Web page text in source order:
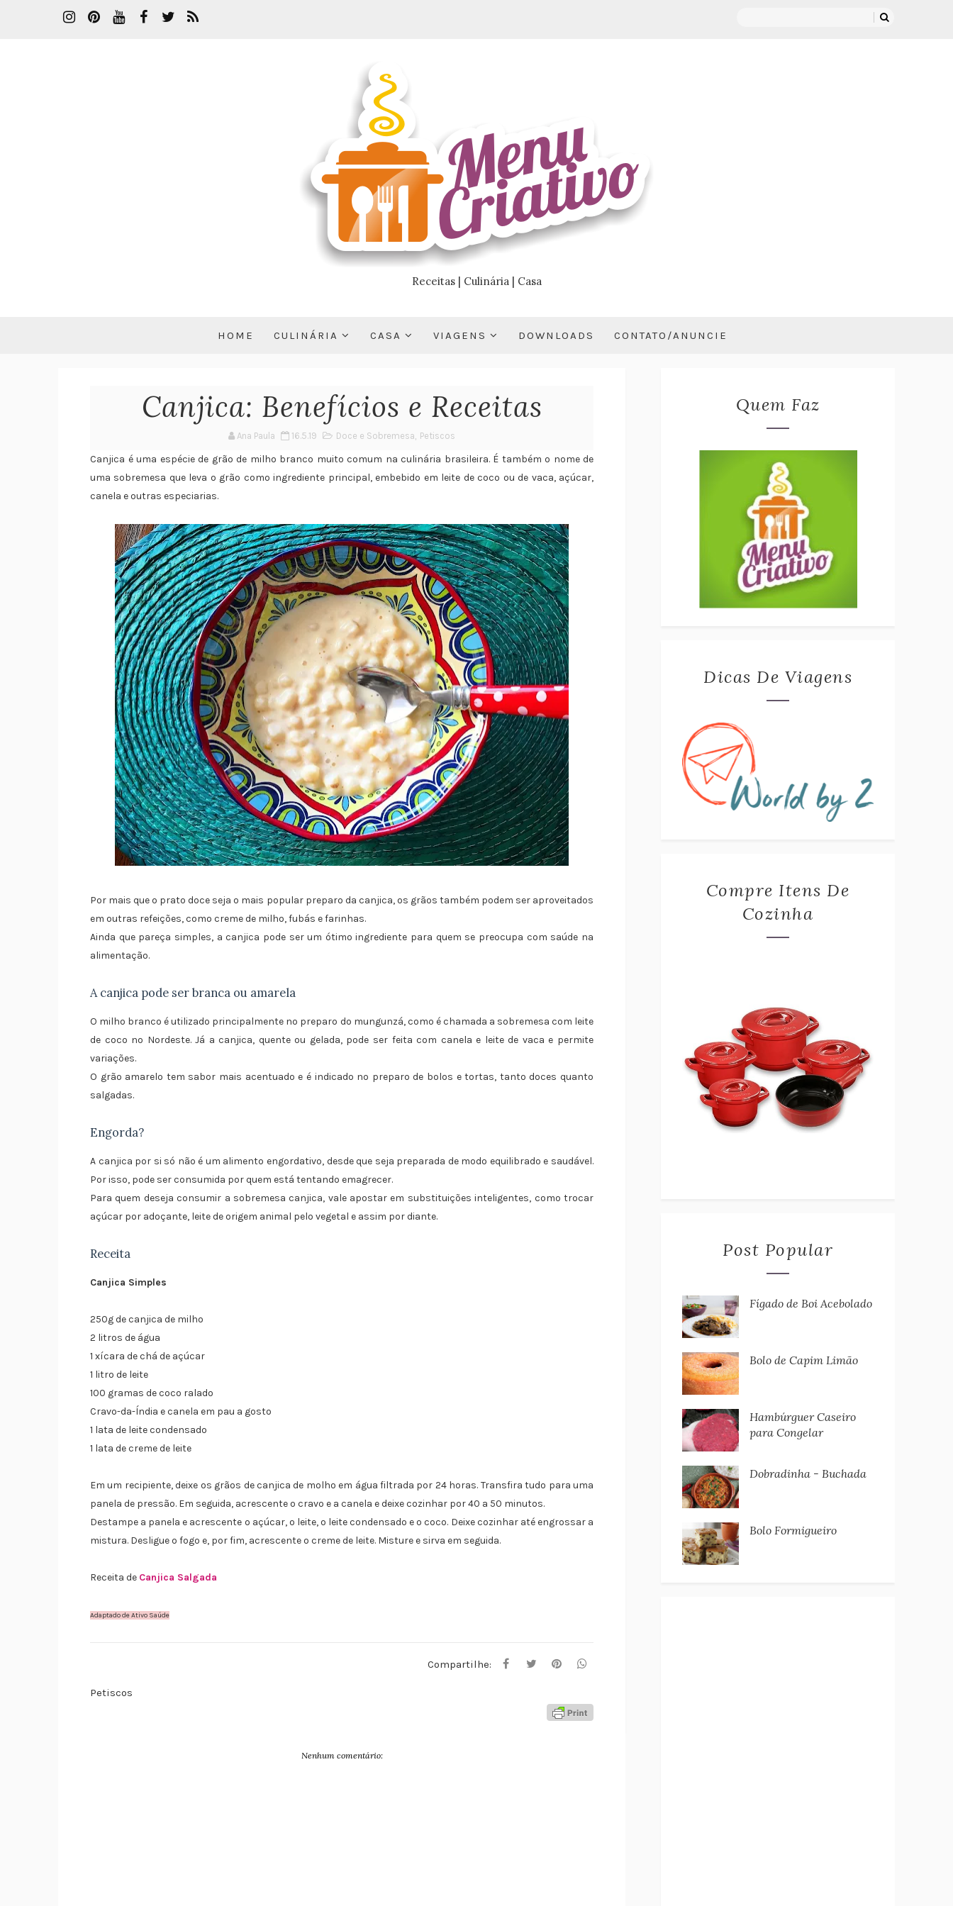
Receitas | Culinária | Casa
HOME CULINÁRIA CASA VIAGENS DOWNLOADS CONTATO/ANUNCIE
Canjica: Benefícios e Receitas
Ana Paula 16.5.19 Doce e Sobremesa Petiscos
Canjica é uma espécie de grão de milho branco muito comum na culinária brasileira. É também o nome de
uma sobremesa que leva o grão como ingrediente principal, embebido em leite de coco ou de vaca, açúcar,
canela e outras especiarias.
Por mais que o prato doce seja o mais popular preparo da canjica, os grãos também podem ser aproveitados
em outras refeições, como creme de milho, fubás e farinhas.
Ainda que pareça simples, a canjica pode ser um ótimo ingrediente para quem se preocupa com saúde na
alimentação.
A canjica pode ser branca ou amarela
O milho branco é utilizado principalmente no preparo do mungunzá, como é chamada a sobremesa com leite
de coco no Nordeste. Já a canjica, quente ou gelada, pode ser feita com canela e leite de vaca e permite
variações.
O grão amarelo tem sabor mais acentuado e é indicado no preparo de bolos e tortas, tanto doces quanto
salgadas.
Engorda?
A canjica por si só não é um alimento engordativo, desde que seja preparada de modo equilibrado e saudável.
Por isso, pode ser consumida por quem está tentando emagrecer.
Para quem deseja consumir a sobremesa canjica, vale apostar em substituições inteligentes, como trocar
açúcar por adoçante, leite de origem animal pelo vegetal e assim por diante.
Receita
Canjica Simples
250g de canjica de milho
2 litros de água
1 xícara de chá de açúcar
1 litro de leite
100 gramas de coco ralado
Cravo-da-Índia e canela em pau a gosto
1 lata de leite condensado
1 lata de creme de leite
Em um recipiente, deixe os grãos de canjica de molho em água filtrada por 24 horas. Transfira tudo para uma
panela de pressão. Em seguida, acrescente o cravo e a canela e deixe cozinhar por 40 a 50 minutos.
Destampe a panela e acrescente o açúcar, o leite, o leite condensado e o coco. Deixe cozinhar até engrossar a
mistura. Desligue o fogo e, por fim, acrescente o creme de leite. Misture e sirva em seguida.
Receita de Canjica Salgada
Adaptado de Ativo Saúde
Compartilhe:
Petiscos
Nenhum comentário:
Quem Faz
Dicas De Viagens
Compre Itens De
Cozinha
Post Popular
Fígado de Boi Acebolado
Bolo de Capim Limão
Hambúrguer Caseiro
para Congelar
Dobradinha - Buchada
Bolo Formigueiro